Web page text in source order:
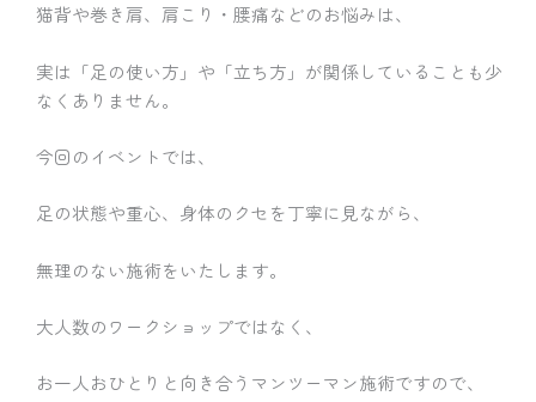
猫背や巻き肩、肩こり・腰痛などのお悩みは、
実は「足の使い方」や「立ち方」が関係していることも少
なくありません。
今回のイベントでは、
足の状態や重心、身体のクセを丁寧に見ながら、
無理のない施術をいたします。
大人数のワークショップではなく、
お一人おひとりと向き合うマンツーマン施術ですので、